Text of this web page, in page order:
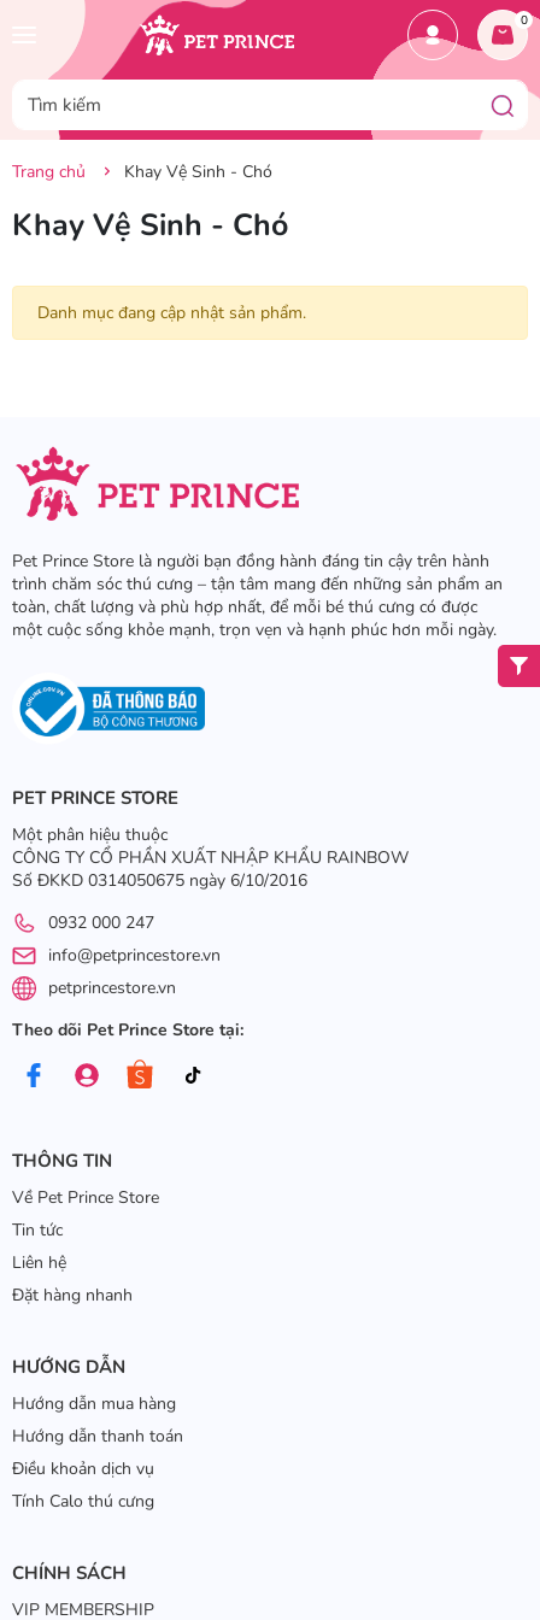
0
Trang chủ Khay Vệ Sinh - Chó
Khay Vệ Sinh - Chó
Danh mục đang cập nhật sản phẩm.
Pet Prince Store là người bạn đồng hành đáng tin cậy trên hành
trình chăm sóc thú cưng – tận tâm mang đến những sản phẩm an
toàn, chất lượng và phù hợp nhất, để mỗi bé thú cưng có được
một cuộc sống khỏe mạnh, trọn vẹn và hạnh phúc hơn mỗi ngày.
PET PRINCE STORE
Một phân hiệu thuộc
CÔNG TY CỔ PHẦN XUẤT NHẬP KHẨU RAINBOW
Số ĐKKD 0314050675 ngày 6/10/2016
0932 000 247
info@petprincestore.vn
petprincestore.vn
Theo dõi Pet Prince Store tại:
THÔNG TIN
Về Pet Prince Store
Tin tức
Liên hệ
Đặt hàng nhanh
HƯỚNG DẪN
Hướng dẫn mua hàng
Hướng dẫn thanh toán
Điều khoản dịch vụ
Tính Calo thú cưng
CHÍNH SÁCH
VIP MEMBERSHIP